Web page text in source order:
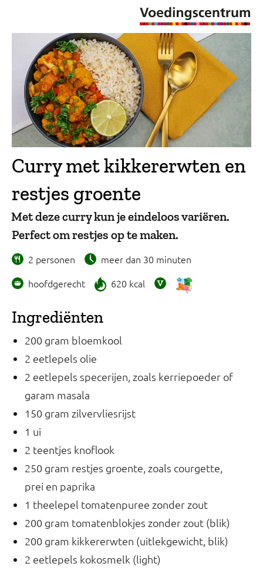
Curry met kikkererwten en
restjes groente
Met deze curry kun je eindeloos variëren.
Perfect om restjes op te maken.
2 personen
meer dan 30 minuten
hoofdgerecht
620 kcal
Ingrediënten
200 gram bloemkool
2 eetlepels olie
2 eetlepels specerijen, zoals kerriepoeder of
garam masala
150 gram zilvervliesrijst
1 ui
2 teentjes knoflook
250 gram restjes groente, zoals courgette,
prei en paprika
1 theelepel tomatenpuree zonder zout
200 gram tomatenblokjes zonder zout (blik)
200 gram kikkererwten (uitlekgewicht, blik)
2 eetlepels kokosmelk (light)